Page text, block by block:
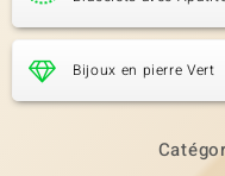
Bijoux en pierre Vert